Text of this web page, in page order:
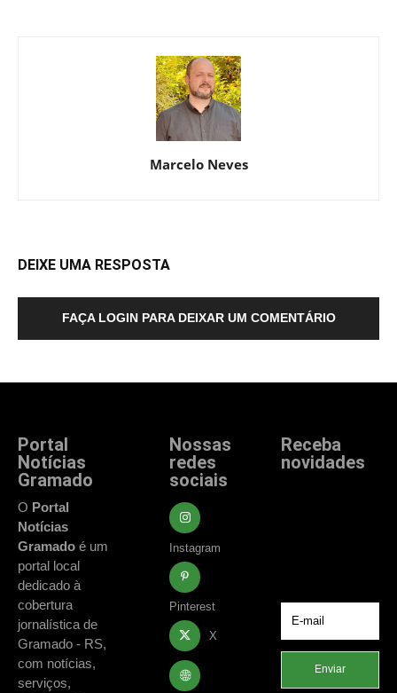
Marcelo Neves
DEIXE UMA RESPOSTA
FAÇA LOGIN PARA DEIXAR UM COMENTÁRIO
Portal
Notícias
Gramado
O Portal
Notícias
Gramado é um
portal local
dedicado à
cobertura
jornalística de
Gramado - RS,
com notícias,
serviços,
Nossas
redes
sociais
Instagram
Pinterest
X
Receba
novidades
Enviar